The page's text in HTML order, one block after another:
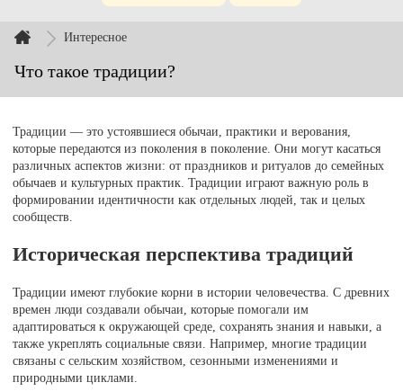
Интересное
Что такое традиции?
Традиции — это устоявшиеся обычаи, практики и верования,
которые передаются из поколения в поколение. Они могут касаться
различных аспектов жизни: от праздников и ритуалов до семейных
обычаев и культурных практик. Традиции играют важную роль в
формировании идентичности как отдельных людей, так и целых
сообществ.
Историческая перспектива традиций
Традиции имеют глубокие корни в истории человечества. С древних
времен люди создавали обычаи, которые помогали им
адаптироваться к окружающей среде, сохранять знания и навыки, а
также укреплять социальные связи. Например, многие традиции
связаны с сельским хозяйством, сезонными изменениями и
природными циклами.